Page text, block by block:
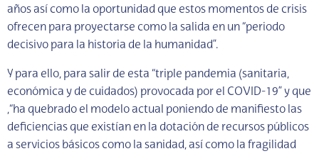
años así como la oportunidad que estos momentos de crisis
ofrecen para proyectarse como la salida en un “periodo
decisivo para la historia de la humanidad”.
Y para ello, para salir de esta “triple pandemia (sanitaria,
económica y de cuidados) provocada por el COVID-19” y que
,“ha quebrado el modelo actual poniendo de manifiesto las
deficiencias que existían en la dotación de recursos públicos
a servicios básicos como la sanidad, así como la fragilidad